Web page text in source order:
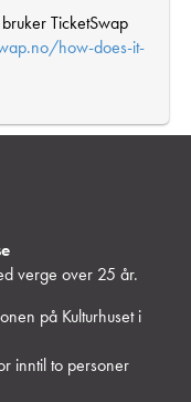
TicketSwap
how-does-it-
verge over 25 år.
på Kulturhuset i
inntil to personer